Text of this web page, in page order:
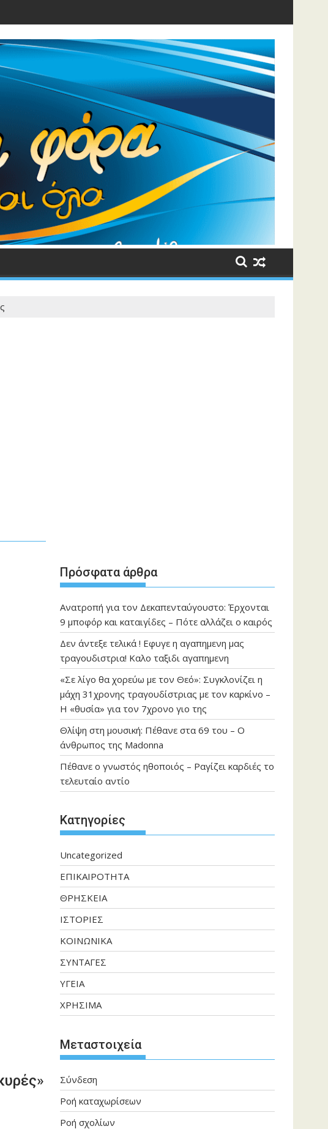
με τον καρκίνο – Η «θυσία» για τον 7χρονο γιο της
Πρόσφατα άρθρα
Ανατροπή για τον Δεκαπενταύγουστο: Έρχονται
9 μποφόρ και καταιγίδες – Πότε αλλάζει ο καιρός
Δεν άντεξε τελικά ! Εφυγε η αγαπημενη μας
τραγουδιστρια! Καλο ταξιδι αγαπημενη
«Σε λίγο θα χορεύω με τον Θεό»: Συγκλονίζει η
μάχη 31χρονης τραγουδίστριας με τον καρκίνο –
Η «θυσία» για τον 7χρονο γιο της
Θλίψη στη μουσική: Πέθανε στα 69 του – Ο
άνθρωπος της Madonna
Πέθανε ο γνωστός ηθοποιός – Ραγίζει καρδιές το
τελευταίο αντίο
Kατηγορίες
Uncategorized
ΕΠΙΚΑΙΡΟΤΗΤΑ
ΘΡΗΣΚΕΙΑ
ΙΣΤΟΡΙΕΣ
ΚΟΙΝΩΝΙΚΑ
ΣΥΝΤΑΓΕΣ
ΥΓΕΙΑ
ΧΡΗΣΙΜΑ
Μεταστοιχεία
Σύνδεση
Ροή καταχωρίσεων
Ροή σχολίων